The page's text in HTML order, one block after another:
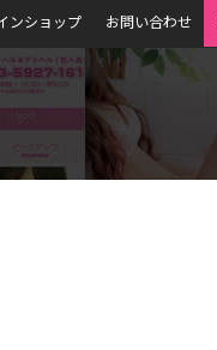
ンショップ お問い合わせ